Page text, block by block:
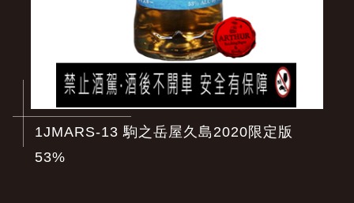
1JMARS-13 駒之岳屋久島2020限定版
53%